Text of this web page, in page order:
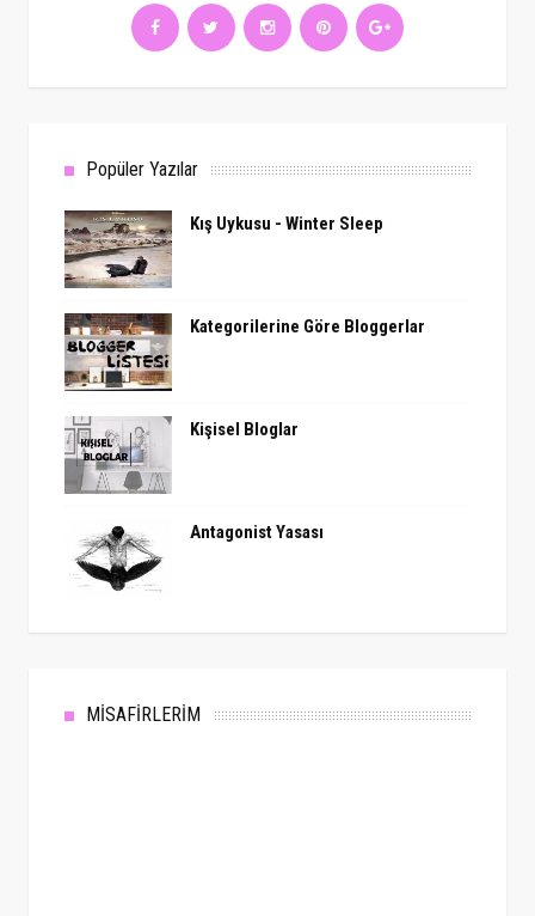
Popüler Yazılar
Kış Uykusu - Winter Sleep
Kategorilerine Göre Bloggerlar
Kişisel Bloglar
Antagonist Yasası
MİSAFİRLERİM